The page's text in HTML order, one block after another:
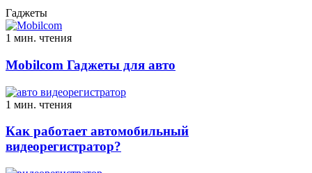
Гаджеты
1 мин. чтения
Mobilcom Гаджеты для авто
1 мин. чтения
Как работает автомобильный
видеорегистратор?